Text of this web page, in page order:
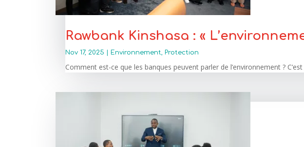
Rawbank Kinshasa : «
Nov 17, 2025 Environnement, Protection
Comment est-ce que les banques peuvent parler de l’environnement ?